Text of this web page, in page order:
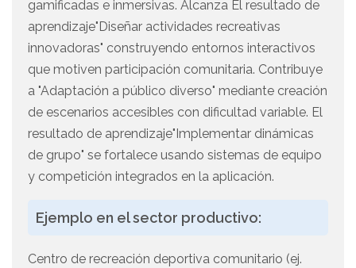
gamificadas e inmersivas. Alcanza El resultado de
aprendizaje"Diseñar actividades recreativas
innovadoras" construyendo entornos interactivos
que motiven participación comunitaria. Contribuye
a "Adaptación a público diverso" mediante creación
de escenarios accesibles con dificultad variable. El
resultado de aprendizaje"Implementar dinámicas
de grupo" se fortalece usando sistemas de equipo
y competición integrados en la aplicación.
Ejemplo en el sector productivo:
Centro de recreación deportiva comunitario (ej.